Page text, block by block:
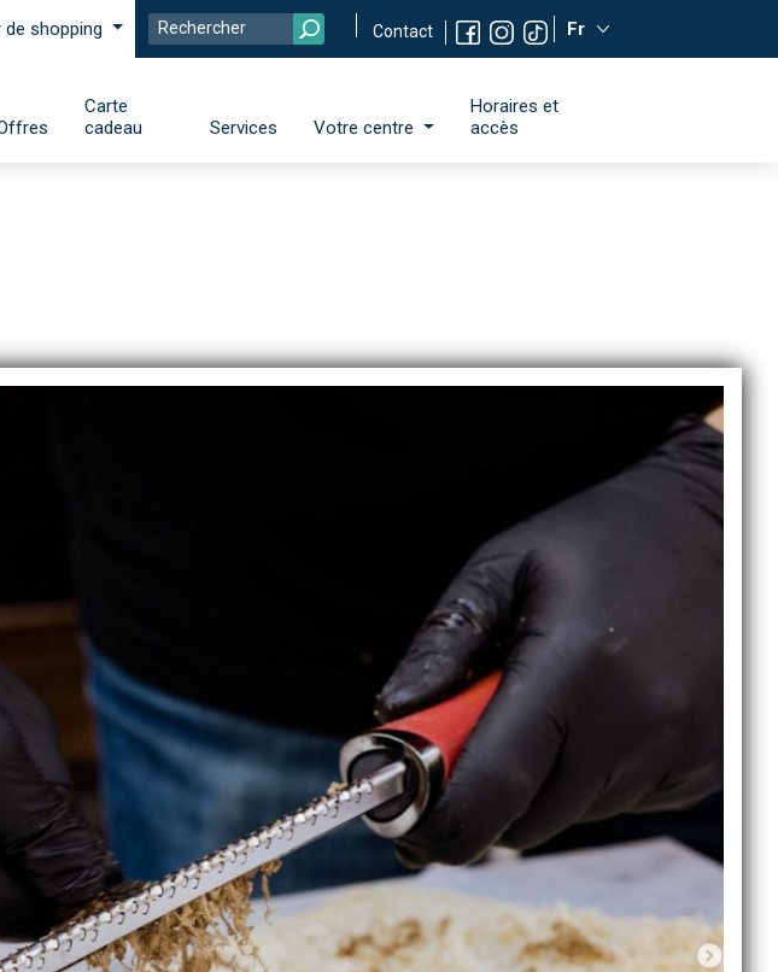
de shopping Contact Fr
Carte
cadeau
Services Votre centre
Horaires et
accès